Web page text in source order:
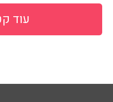
הסודות מאחורי חלונות הראווה